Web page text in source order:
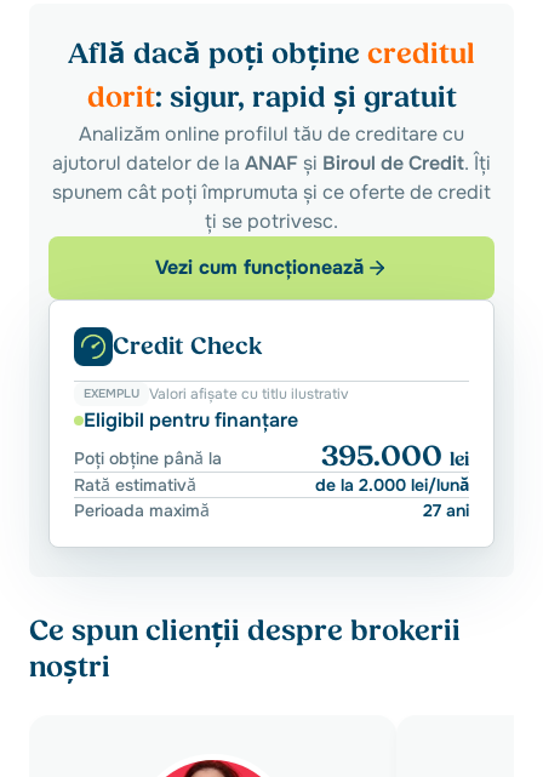
Află dacă poți obține creditul
dorit: sigur, rapid și gratuit
Analizăm online profilul tău de creditare cu
ajutorul datelor de la ANAF și Biroul de Credit. Îți
spunem cât poți împrumuta și ce oferte de credit
ți se potrivesc.
Vezi cum funcționează
Credit Check
EXEMPLU Valori afișate cu titlu ilustrativ
Eligibil pentru finanțare
Poți obține până la 395.000 lei
Rată estimativă
de la 2.000 lei/lună
Perioada maximă
27 ani
Ce spun clienții despre brokerii
noștri